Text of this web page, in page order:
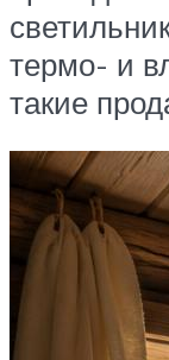
термо- и
такие